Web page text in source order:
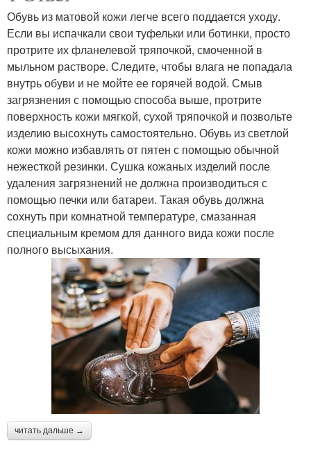
Обувь из матовой кожи легче всего поддается уходу.
Если вы испачкали свои туфельки или ботинки, просто
протрите их фланелевой тряпочкой, смоченной в
мыльном растворе. Следите, чтобы влага не попадала
внутрь обуви и не мойте ее горячей водой. Смыв
загрязнения с помощью способа выше, протрите
поверхность кожи мягкой, сухой тряпочкой и позвольте
изделию высохнуть самостоятельно. Обувь из светлой
кожи можно избавлять от пятен с помощью обычной
нежесткой резинки. Сушка кожаных изделий после
удаления загрязнений не должна производиться с
помощью печки или батареи. Такая обувь должна
сохнуть при комнатной температуре, смазанная
специальным кремом для данного вида кожи после
полного высыхания.
читать дальше →